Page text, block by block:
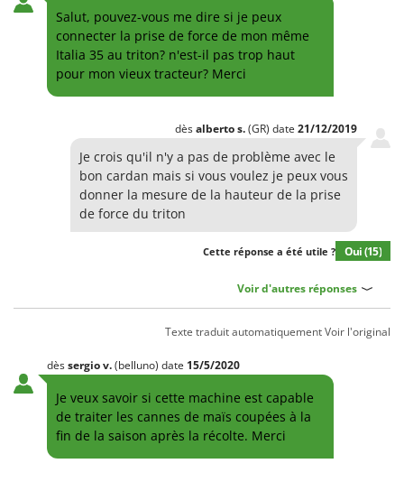
Salut, pouvez-vous me dire si je peux
connecter la prise de force de mon même
Italia 35 au triton? n'est-il pas trop haut
pour mon vieux tracteur? Merci
dèsalbertos.(GR) date 21/12/2019
Je crois qu'il n'y a pas de problème avec le
bon cardan mais si vous voulez je peux vous
donner la mesure de la hauteur de la prise
de force du triton
Cette réponse a été utile ? Oui(15)
Voir d'autres réponses
Texte traduit automatiquementVoir l'original
dèssergiov.(belluno) date 15/5/2020
Je veux savoir si cette machine est capable
de traiter les cannes de maïs coupées à la
fin de la saison après la récolte. Merci